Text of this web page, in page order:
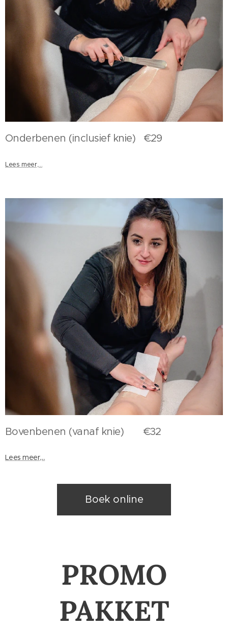
Onderbenen (inclusief knie) €29
Lees meer,...
Bovenbenen (vanaf knie) €32
Lees meer,...
Boek online
PROMO
PAKKET